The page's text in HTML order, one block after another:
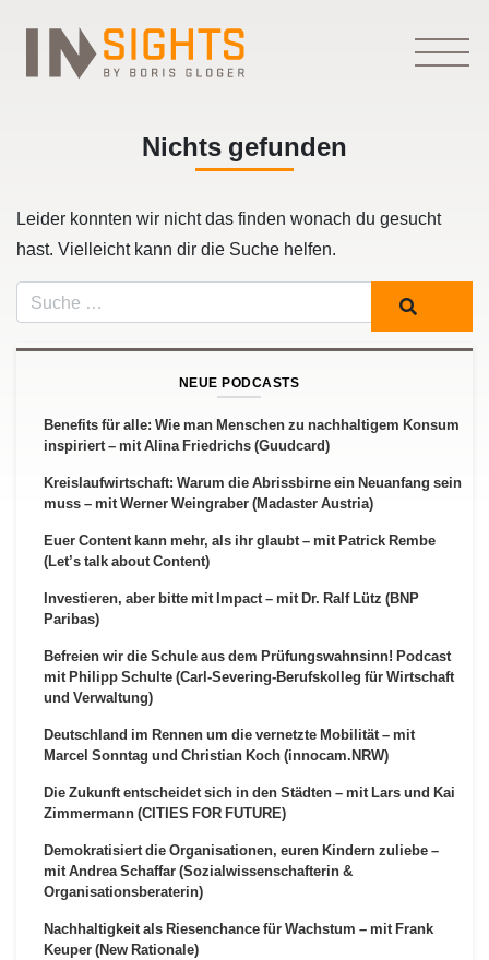
Nichts gefunden
Leider konnten wir nicht das finden wonach du gesucht
hast. Vielleicht kann dir die Suche helfen.
Suche
NEUE PODCASTS
Benefits für alle: Wie man Menschen zu nachhaltigem Konsum
inspiriert – mit Alina Friedrichs (Guudcard)
Kreislaufwirtschaft: Warum die Abrissbirne ein Neuanfang sein
muss – mit Werner Weingraber (Madaster Austria)
Euer Content kann mehr, als ihr glaubt – mit Patrick Rembe
(Let’s talk about Content)
Investieren, aber bitte mit Impact – mit Dr. Ralf Lütz (BNP
Paribas)
Befreien wir die Schule aus dem Prüfungswahnsinn! Podcast
mit Philipp Schulte (Carl-Severing-Berufskolleg für Wirtschaft
und Verwaltung)
Deutschland im Rennen um die vernetzte Mobilität – mit
Marcel Sonntag und Christian Koch (innocam.NRW)
Die Zukunft entscheidet sich in den Städten – mit Lars und Kai
Zimmermann (CITIES FOR FUTURE)
Demokratisiert die Organisationen, euren Kindern zuliebe –
mit Andrea Schaffar (Sozialwissenschafterin &
Organisationsberaterin)
Nachhaltigkeit als Riesenchance für Wachstum – mit Frank
Keuper (New Rationale)